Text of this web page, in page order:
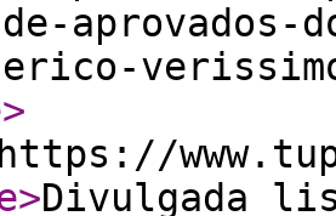
aprovados-
>
https://
>Divulgada